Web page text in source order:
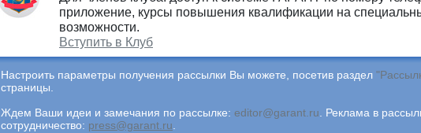
приложение, курсы повышения квалификации на
возможности.
Вступить в Клуб
Настроить параметры получения рассылки Вы можете, посетив раздел
страницы.
Ждем Ваши идеи и замечания по рассылке: editor@garant.ru. Реклама в
сотрудничество: press@garant.ru.